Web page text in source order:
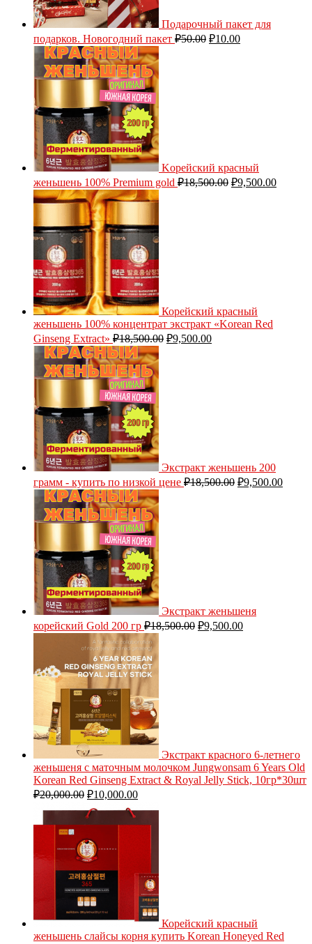
Подарочный пакет для
подарков. Новогодний пакет ₽50.00 ₽10.00
Kорейский красный
женьшень 100% Premium gold ₽18,500.00 ₽9,500.00
Корейский красный
женьшень 100% концентрат экстракт «Korean Red
Ginseng Extract» ₽18,500.00 ₽9,500.00
Экстракт женьшень 200
грамм - купить по низкой цене ₽18,500.00 ₽9,500.00
Экстракт женьшеня
корейский Gold 200 гр ₽18,500.00 ₽9,500.00
Экстракт красного 6-летнего
женьшеня с маточным молочком Jungwonsam 6 Years Old
Korean Red Ginseng Extract & Royal Jelly Stick, 10гр*30шт
₽20,000.00 ₽10,000.00
Корейский красный
женьшень слайсы корня купить Korean Honeyed Red